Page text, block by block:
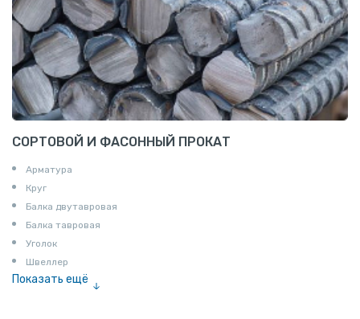
СОРТОВОЙ И ФАСОННЫЙ ПРОКАТ
Арматура
Круг
Балка двутавровая
Балка тавровая
Уголок
Швеллер
Показать ещё